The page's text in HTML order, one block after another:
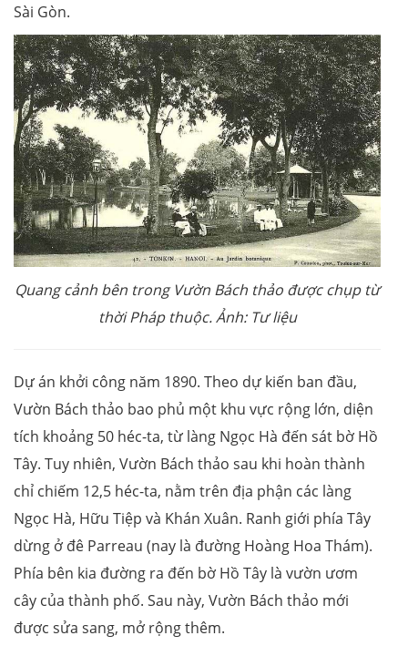
Sài Gòn.
Quang cảnh bên trong Vườn Bách thảo được chụp từ
thời Pháp thuộc. Ảnh: Tư liệu
Dự án khởi công năm 1890. Theo dự kiến ban đầu,
Vườn Bách thảo bao phủ một khu vực rộng lớn, diện
tích khoảng 50 héc-ta, từ làng Ngọc Hà đến sát bờ Hồ
Tây. Tuy nhiên, Vườn Bách thảo sau khi hoàn thành
chỉ chiếm 12,5 héc-ta, nằm trên địa phận các làng
Ngọc Hà, Hữu Tiệp và Khán Xuân. Ranh giới phía Tây
dừng ở đê Parreau (nay là đường Hoàng Hoa Thám).
Phía bên kia đường ra đến bờ Hồ Tây là vườn ươm
cây của thành phố. Sau này, Vườn Bách thảo mới
được sửa sang, mở rộng thêm.